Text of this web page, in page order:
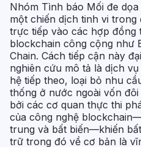
Nhóm Tình báo Mối đe
một chiến dịch tinh vi
trực tiếp vào các hợp đồng
blockchain công cộng như
Chain. Cách tiếp cận này
nghiên cứu mô tả là dịch
hệ tiếp theo, loại bỏ nhu
thống ở nước ngoài vốn
bởi các cơ quan thực thi
của công nghệ
trung và bất biến—khiến
trữ trong đó về cơ bản là